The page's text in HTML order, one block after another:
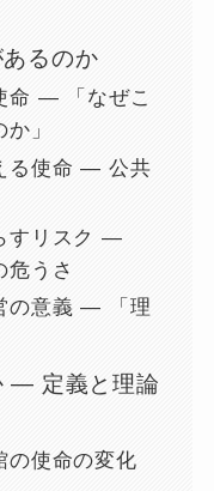
るのか
命 ― 「なぜこ
」
る使命 ― 公共
すリスク ―
危うさ
の意義 ― 「理
― 定義と理論
の使命の変化